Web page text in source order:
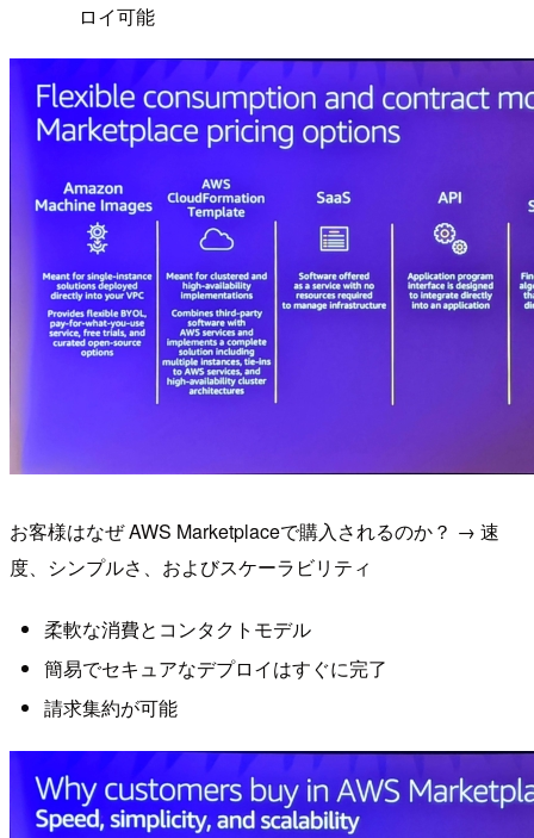
ロイ可能
お客様はなぜ AWS Marketplaceで購入されるのか？ → 速
度、シンプルさ、およびスケーラビリティ
柔軟な消費とコンタクトモデル
簡易でセキュアなデプロイはすぐに完了
請求集約が可能